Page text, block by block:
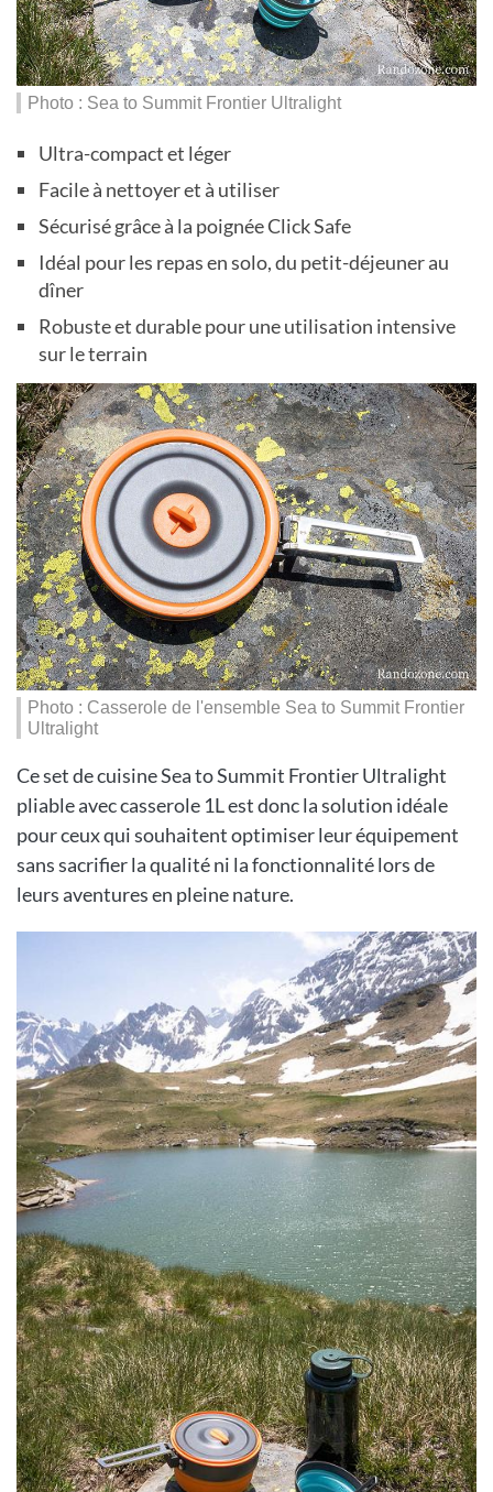
Photo : Sea to Summit Frontier Ultralight
Ultra-compact et léger
Facile à nettoyer et à utiliser
Sécurisé grâce à la poignée Click Safe
Idéal pour les repas en solo, du petit-déjeuner au
dîner
Robuste et durable pour une utilisation intensive
sur le terrain
Photo : Casserole de l'ensemble Sea to Summit Frontier
Ultralight
Ce set de cuisine Sea to Summit Frontier Ultralight
pliable avec casserole 1L est donc la solution idéale
pour ceux qui souhaitent optimiser leur équipement
sans sacrifier la qualité ni la fonctionnalité lors de
leurs aventures en pleine nature.